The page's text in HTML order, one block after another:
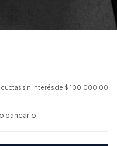
cuotas sin interés de $ 100.000,00
bancario